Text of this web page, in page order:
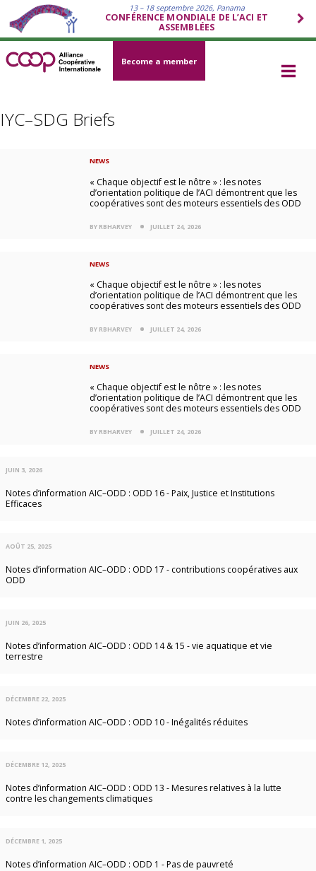
13 – 18 septembre 2026, Panama
CONFÉRENCE MONDIALE DE L’ACI ET
ASSEMBLÉES
Become a member
IYC–SDG Briefs
NEWS
« Chaque objectif est le nôtre » : les notes
d’orientation politique de l’ACI démontrent que les
coopératives sont des moteurs essentiels des ODD
BY RBHARVEY JUILLET 24, 2026
NEWS
« Chaque objectif est le nôtre » : les notes
d’orientation politique de l’ACI démontrent que les
coopératives sont des moteurs essentiels des ODD
BY RBHARVEY JUILLET 24, 2026
NEWS
« Chaque objectif est le nôtre » : les notes
d’orientation politique de l’ACI démontrent que les
coopératives sont des moteurs essentiels des ODD
BY RBHARVEY JUILLET 24, 2026
JUIN 3, 2026
Notes d’information AIC–ODD : ODD 16 - Paix, Justice et Institutions
Efficaces
AOÛT 25, 2025
Notes d’information AIC–ODD : ODD 17 - contributions coopératives aux
ODD
JUIN 26, 2025
Notes d’information AIC–ODD : ODD 14 & 15 - vie aquatique et vie
terrestre
DÉCEMBRE 22, 2025
Notes d’information AIC–ODD : ODD 10 - Inégalités réduites
DÉCEMBRE 12, 2025
Notes d’information AIC–ODD : ODD 13 - Mesures relatives à la lutte
contre les changements climatiques
DÉCEMBRE 1, 2025
Notes d’information AIC–ODD : ODD 1 - Pas de pauvreté